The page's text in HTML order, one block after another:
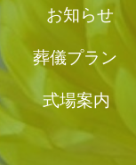
お知らせ
葬儀プラン
式場案内